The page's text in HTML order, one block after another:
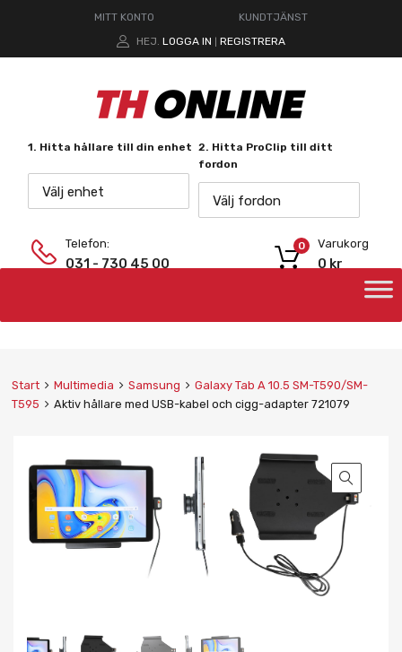
MITT KONTO
KUNDTJÄNST
HEJ. LOGGA IN REGISTRERA
1. Hitta hållare till din enhet
Välj enhet
2. Hitta ProClip till ditt
fordon
Välj fordon
Telefon:
031 - 730 45 00
Varukorg
0 kr
0
Start Multimedia Samsung
Galaxy Tab A 10.5 SM-T590/SM-
T595
Aktiv hållare med USB-kabel och cigg-adapter 721079